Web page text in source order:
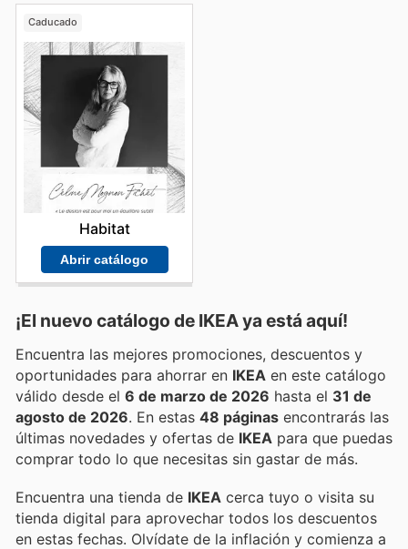
Caducado
Habitat
Abrir catálogo
¡El nuevo catálogo de IKEAya está aquí!
Encuentra las mejores promociones, descuentos y
oportunidades para ahorrar en IKEA en este catálogo
válido desde el 6 de marzo de 2026 hasta el 31 de
agosto de 2026 . En estas 48 páginas encontrarás las
últimas novedades y ofertas de IKEA para que puedas
comprar todo lo que necesitas sin gastar de más.
Encuentra una tienda de IKEA cerca tuyo o visita su
tienda digital para aprovechar todos los descuentos
en estas fechas. Olvídate de la inflación y comienza a